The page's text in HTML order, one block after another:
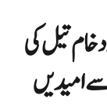
خام تیل کی
امیدیں